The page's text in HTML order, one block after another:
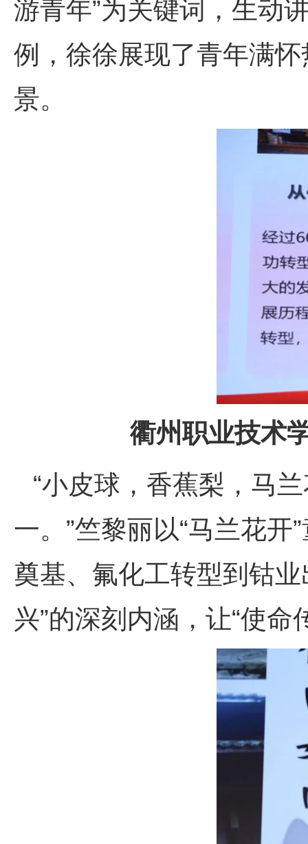
游青年”为关键词，生动
例，徐徐展现了青年满
景。
衢州职业技术
“小皮球，香蕉梨，马
一。”竺黎丽以“马兰花
奠基、氟化工转型到钴
兴”的深刻内涵，让“使